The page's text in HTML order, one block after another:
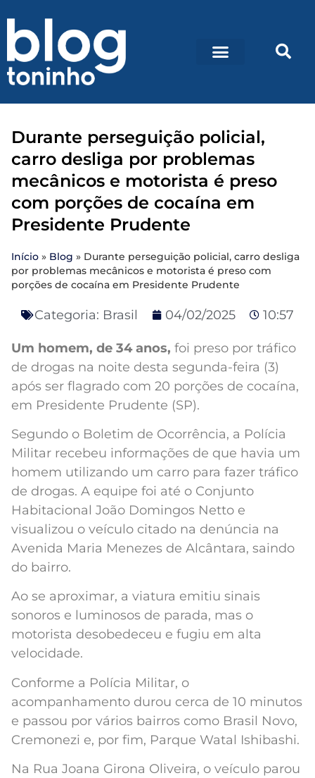
Durante perseguição policial,
carro desliga por problemas
mecânicos e motorista é preso
com porções de cocaína em
Presidente Prudente
Início » Blog » Durante perseguição policial, carro desliga
por problemas mecânicos e motorista é preso com
porções de cocaína em Presidente Prudente
Categoria: Brasil 04/02/2025 10:57
Um homem, de 34 anos, foi preso por tráfico
de drogas na noite desta segunda-feira (3)
após ser flagrado com 20 porções de cocaína,
em Presidente Prudente (SP).
Segundo o Boletim de Ocorrência, a Polícia
Militar recebeu informações de que havia um
homem utilizando um carro para fazer tráfico
de drogas. A equipe foi até o Conjunto
Habitacional João Domingos Netto e
visualizou o veículo citado na denúncia na
Avenida Maria Menezes de Alcântara, saindo
do bairro.
Ao se aproximar, a viatura emitiu sinais
sonoros e luminosos de parada, mas o
motorista desobedeceu e fugiu em alta
velocidade.
Conforme a Polícia Militar, o
acompanhamento durou cerca de 10 minutos
e passou por vários bairros como Brasil Novo,
Cremonezi e, por fim, Parque Watal Ishibashi.
Na Rua Joana Girona Oliveira, o veículo parou